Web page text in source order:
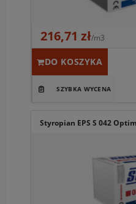
216,71 zł/m3
DO KOSZYKA
Styropian EPS S 042